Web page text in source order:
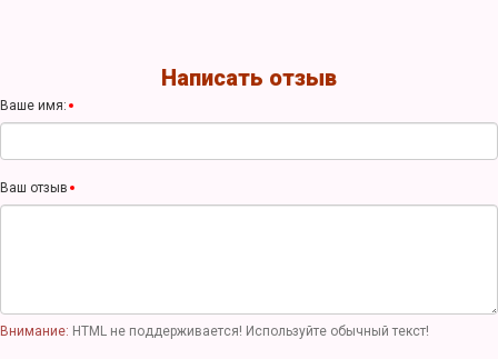
Написать отзыв
Ваше имя:
Ваш отзыв
Внимание: HTML не поддерживается! Используйте обычный текст!